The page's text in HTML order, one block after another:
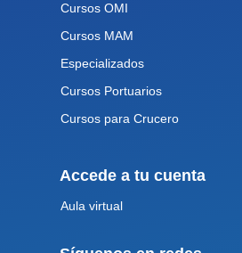
Cursos OMI
Cursos MAM
Especializados
Cursos Portuarios
Cursos para Crucero
Accede a tu cuenta
Aula virtual